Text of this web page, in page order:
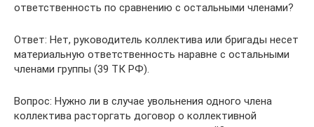
ответственность по сравнению с остальными членами?
Ответ: Нет, руководитель коллектива или бригады несет
материальную ответственность наравне с остальными
членами группы (39 ТК РФ).
Вопрос: Нужно ли в случае увольнения одного члена
коллектива расторгать договор о коллективной